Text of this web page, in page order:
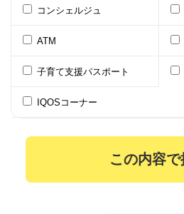
コンシェルジュ
ATM
子育て支援パスポート
IQOSコーナー